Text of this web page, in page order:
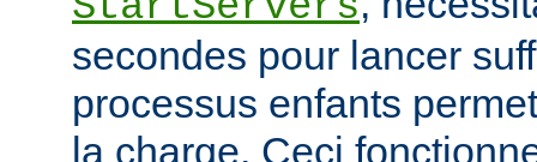
secondes pour lancer
processus enfants
la charge. Ceci